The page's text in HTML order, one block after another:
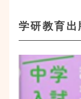
学研教育出